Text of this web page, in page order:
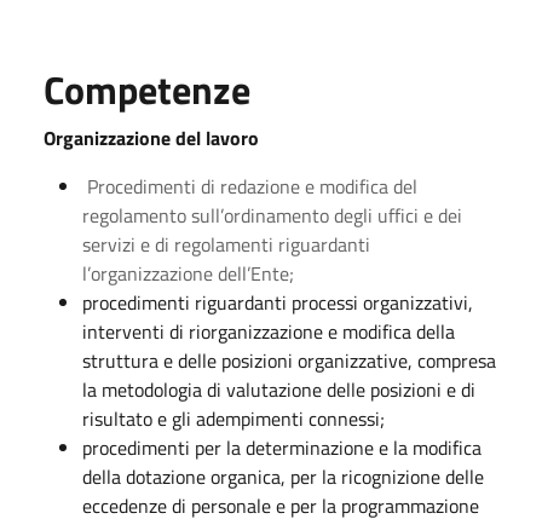
Competenze
Organizzazione del lavoro
Procedimenti di redazione e modifica del
regolamento sull’ordinamento degli uffici e dei
servizi e di regolamenti riguardanti
l’organizzazione dell’Ente;
procedimenti riguardanti processi organizzativi,
interventi di riorganizzazione e modifica della
struttura e delle posizioni organizzative, compresa
la metodologia di valutazione delle posizioni e di
risultato e gli adempimenti connessi;
procedimenti per la determinazione e la modifica
della dotazione organica, per la ricognizione delle
eccedenze di personale e per la programmazione